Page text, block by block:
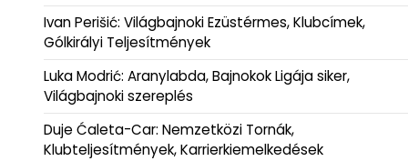
Ivan Perišić: Világbajnoki Ezüstérmes, Klubcímek,
Gólkirályi Teljesítmények
Luka Modrić: Aranylabda, Bajnokok Ligája siker,
Világbajnoki szereplés
Duje Ćaleta-Car: Nemzetközi Tornák,
Klubteljesítmények, Karrierkiemelkedések